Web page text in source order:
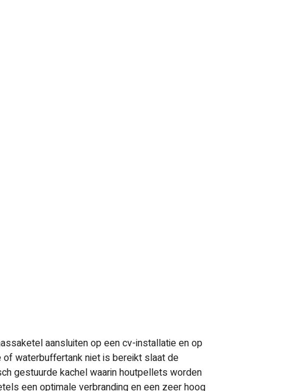
aansluiten op een cv-installatie en op
waterbuffertank niet is bereikt slaat de
gestuurde kachel waarin houtpellets worden
een optimale verbranding en een zeer hoog